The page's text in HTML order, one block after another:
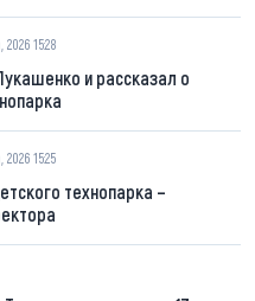
2026 15:28
и рассказал о
2026 15:25
технопарка –